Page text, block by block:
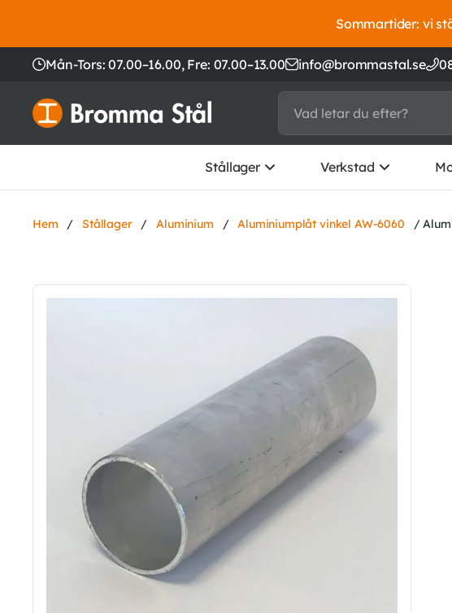
Sommartider: vi
Mån-Tors: 07.00–16.00, Fre: 07.00–13.00 info@brommastal.se
Stållager Verkstad
Hem / Stållager / Aluminium / Aluminiumplåt vinkel AW-6060 /